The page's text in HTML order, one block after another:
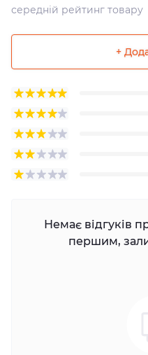
середній рейтинг товару
+
Немає відгуків
першим,